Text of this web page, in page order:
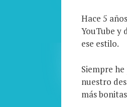
Hace 5
YouTube y
ese estilo.
Siempre
nuestro
más